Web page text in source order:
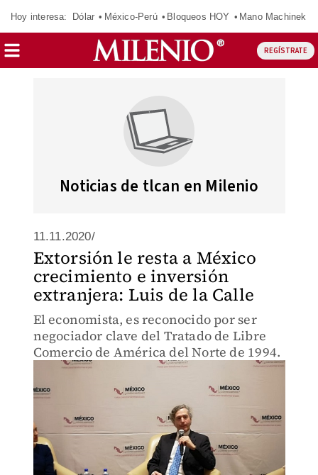
Hoy interesa: Dólar México-Perú Bloqueos HOY Mano Machinek
REGÍSTRATE
Noticias de tlcan en Milenio
11.11.2020/
Extorsión le resta a México
crecimiento e inversión
extranjera: Luis de la Calle
El economista, es reconocido por ser
negociador clave del Tratado de Libre
Comercio de América del Norte de 1994.